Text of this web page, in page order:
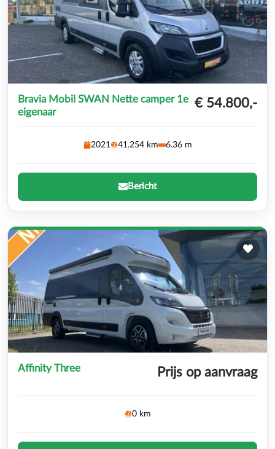
Bravia Mobil SWAN Nette camper 1e
eigenaar
€ 54.800,-
2021 41.254 km 6.36 m
Bericht
Affinity Three Prijs op aanvraag
0 km